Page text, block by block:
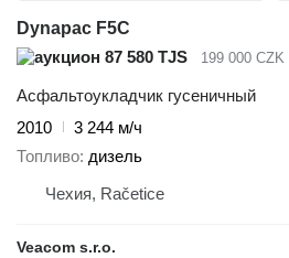
Dynapac F5C
87 580 TJS
199 000 CZK
Асфальтоукладчик гусеничный
2010
3 244 м/ч
Топливо дизель
Чехия, Račetice
Veacom s.r.o.